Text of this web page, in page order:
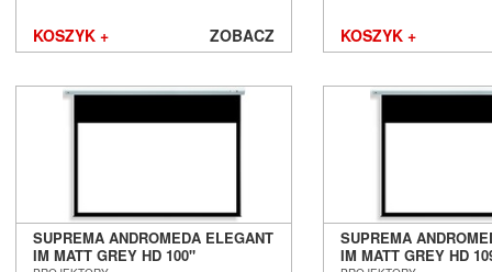
KOSZYK + ZOBACZ KOSZYK +
SUPREMA ANDROMEDA ELEGANT
IM MATT GREY HD 100"
SUPREMA
IM MATT GREY HD